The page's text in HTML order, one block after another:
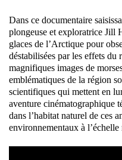
Dans ce documentaire
plongeuse et exploratrice Jill
glaces de l’Arctique pour
déstabilisées par les effets
magnifiques images de
emblématiques de la région
scientifiques qui mettent en
aventure cinématographique
dans l’habitat naturel de ces
environnementaux à l’échelle